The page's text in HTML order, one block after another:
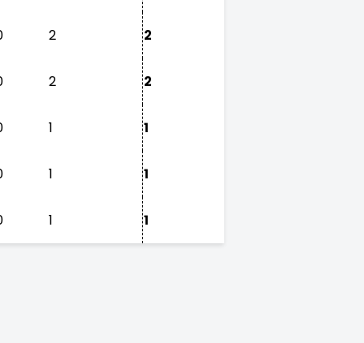
2 2
2 2
1 1
1 1
1 1